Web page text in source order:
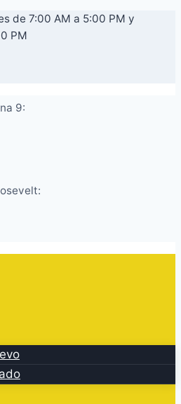
de 7:00 AM a 5:00 PM y
PM
9: